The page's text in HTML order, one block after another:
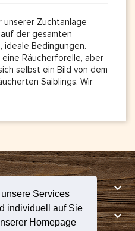
Services
individuell auf Sie
Homepage
unserer Zuchtanlage
der gesamten
ideale Bedingungen.
eine Räucherforelle, aber
selbst ein Bild von dem
Saiblings. Wir

